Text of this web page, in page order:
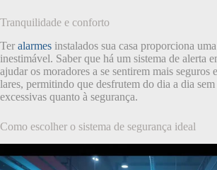
Tranquilidade e conforto
Ter alarmes instalados sua casa proporciona
inestimável. Saber que há um sistema de alerta
ajudar os moradores a se sentirem mais seguros
lares, permitindo que desfrutem do dia a dia
excessivas quanto à segurança.
Como escolher o sistema de segurança ideal